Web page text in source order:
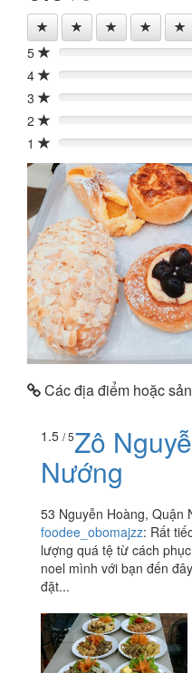
5 0%
4
0%
3
0%
2
0%
1
0%
Các địa điểm hoặc
1.5 / 5Zô
Nướng
53 Nguyễn Hoàng, Quận
foodee_obomajzz: Rất
lượng quá tệ từ cách
noel mình với bạn đến
đặt...